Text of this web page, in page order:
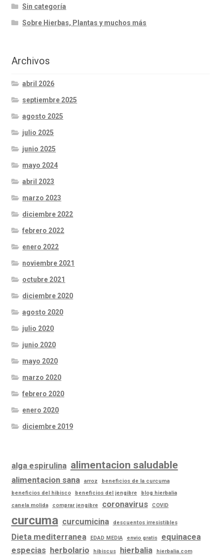
Sin categoría
Sobre Hierbas, Plantas y muchos más
Archivos
abril 2026
septiembre 2025
agosto 2025
julio 2025
junio 2025
mayo 2024
abril 2023
marzo 2023
diciembre 2022
febrero 2022
enero 2022
noviembre 2021
octubre 2021
diciembre 2020
agosto 2020
julio 2020
junio 2020
mayo 2020
marzo 2020
febrero 2020
enero 2020
diciembre 2019
alga espirulina alimentacion saludable
alimentacion sana arroz
beneficios de la curcuma
beneficios del hibisco
beneficios del jengibre
blog hierbalia
canela molida
comprar jengibre coronavirus COVID
curcuma curcumicina descuentos irresistibles
Dieta mediterranea EDAD MEDIA envio gratis
equinacea
especias herbolario hibiscus hierbalia hierbalia.com